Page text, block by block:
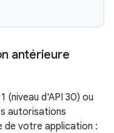
antérieure
(niveau d'API 30) ou
autorisations
de votre application :